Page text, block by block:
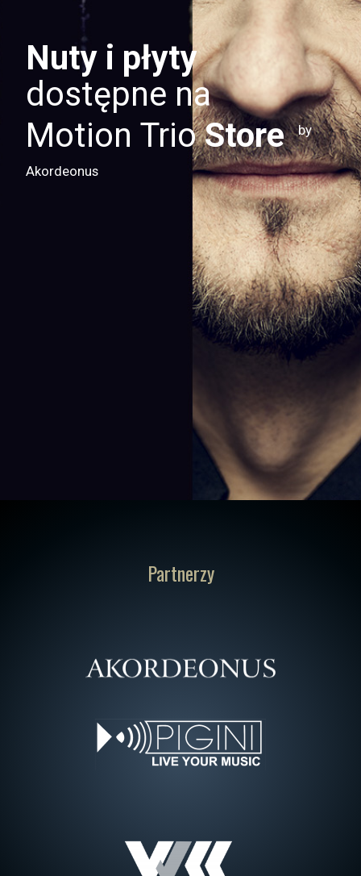
Nuty i płyty
dostępne na
Motion TrioStore by
Akordeonus
Partnerzy